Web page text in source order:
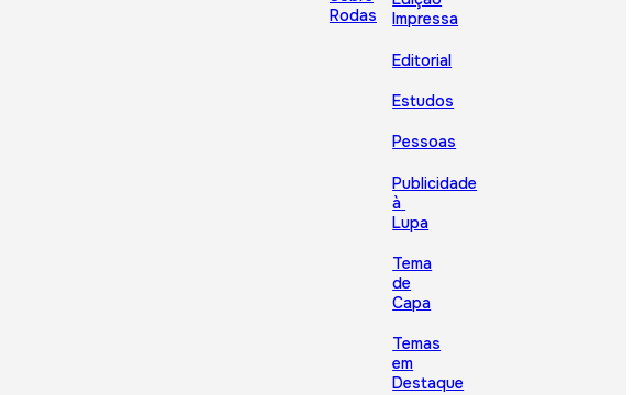
Rodas
Impressa
Editorial
Estudos
Pessoas
Publicidade
à
Lupa
Tema
de
Capa
Temas
em
Destaque